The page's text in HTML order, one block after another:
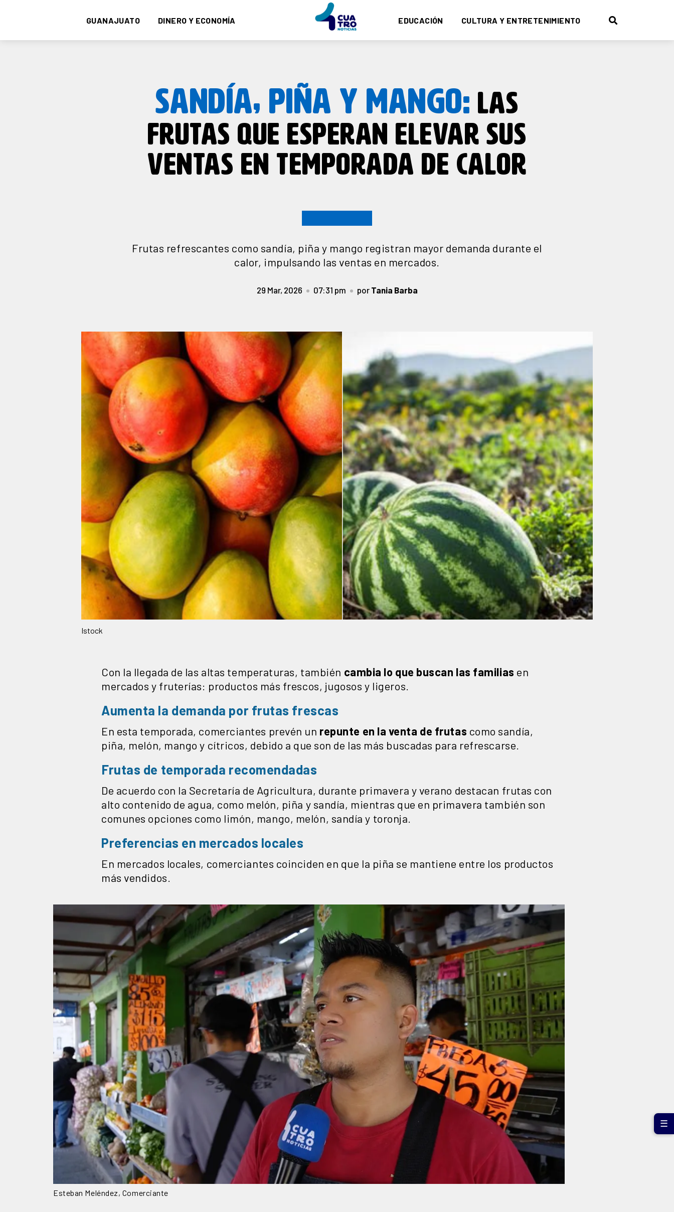
GUANAJUATO DINERO Y ECONOMÍA EDUCACIÓN CULTURA Y ENTRETENIMIENTO
SANDÍA, PIÑA Y MANGO: LAS
FRUTAS QUE ESPERAN ELEVAR SUS
VENTAS EN TEMPORADA DE CALOR
Frutas refrescantes como sandía, piña y mango registran mayor demanda durante el
calor, impulsando las ventas en mercados.
29 Mar, 2026 07:31 pm por Tania Barba
Istock
Con la llegada de las altas temperaturas, también cambia lo que buscan las familias en
mercados y fruterías: productos más frescos, jugosos y ligeros.
Aumenta la demanda por frutas frescas
En esta temporada, comerciantes prevén un repunte en la venta de frutas como sandía,
piña, melón, mango y cítricos, debido a que son de las más buscadas para refrescarse.
Frutas de temporada recomendadas
De acuerdo con la Secretaría de Agricultura, durante primavera y verano destacan frutas con
alto contenido de agua, como melón, piña y sandía, mientras que en primavera también son
comunes opciones como limón, mango, melón, sandía y toronja.
Preferencias en mercados locales
En mercados locales, comerciantes coinciden en que la piña se mantiene entre los productos
más vendidos.
Esteban Meléndez, Comerciante
☰